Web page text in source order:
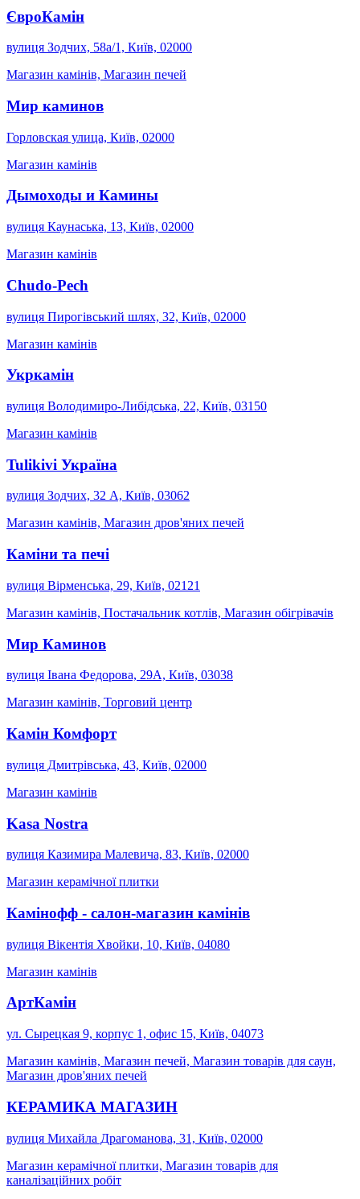
ЄвроКамін
вулиця Зодчих, 58а/1, Київ, 02000
Магазин камінів, Магазин печей
Мир каминов
Горловская улица, Київ, 02000
Магазин камінів
Дымоходы и Камины
вулиця Каунаська, 13, Київ, 02000
Магазин камінів
Chudo-Pech
вулиця Пирогівський шлях, 32, Київ, 02000
Магазин камінів
Укркамін
вулиця Володимиро-Либідська, 22, Київ, 03150
Магазин камінів
Tulikivi Україна
вулиця Зодчих, 32 А, Київ, 03062
Магазин камінів, Магазин дров'яних печей
Каміни та печі
вулиця Вірменська, 29, Київ, 02121
Магазин камінів, Постачальник котлів, Магазин обігрівачів
Мир Каминов
вулиця Івана Федорова, 29А, Київ, 03038
Магазин камінів, Торговий центр
Камін Комфорт
вулиця Дмитрівська, 43, Київ, 02000
Магазин камінів
Kasa Nostra
вулиця Казимира Малевича, 83, Київ, 02000
Магазин керамічної плитки
Камінофф - салон-магазин камінів
вулиця Вікентія Хвойки, 10, Київ, 04080
Магазин камінів
АртКамін
ул. Сырецкая 9, корпус 1, офис 15, Київ, 04073
Магазин камінів, Магазин печей, Магазин товарів для саун,
Магазин дров'яних печей
КЕРАМИКА МАГАЗИН
вулиця Михайла Драгоманова, 31, Київ, 02000
Магазин керамічної плитки, Магазин товарів для
каналізаційних робіт